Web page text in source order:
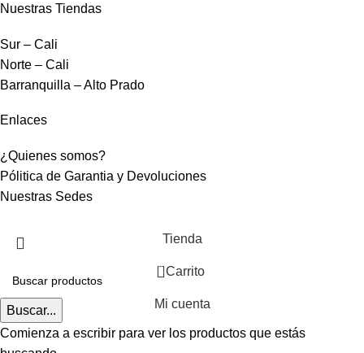
Nuestras Tiendas
Sur – Cali
Norte – Cali
Barranquilla – Alto Prado
Enlaces
¿Quienes somos?
Pólitica de Garantia y Devoluciones
Nuestras Sedes
Buscar...
Comienza a escribir para ver los productos que estás
Tienda
0 Carrito
Mi cuenta